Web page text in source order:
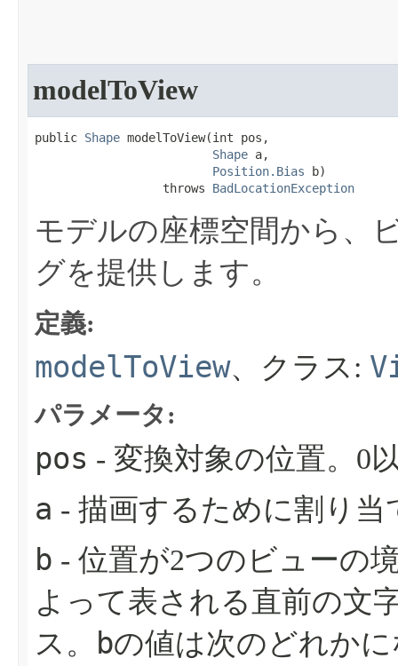
modelToView
public Shape modelToView​(int pos,
Shape a,
Position.Bias b)
                  throws
BadLocationException
モデルの座標空間から、
グを提供します。
定義:
modelToView、クラス:
パラメータ:
pos - 変換対象の位置。0
a - 描画するために割り当
b - 位置が2つのビューの
よって表される直前の文
ス。
bの値は次のどれか